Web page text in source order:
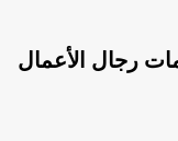
رجال الأعمال